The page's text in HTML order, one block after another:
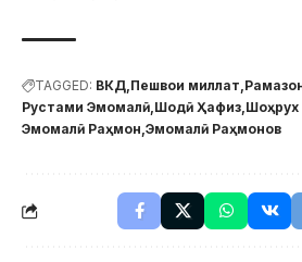
TAGGED: ВКД Пешвои миллат
Рустами Эмомалӣ Шодӣ Ҳафиз Шоҳрух
Эмомалӣ Раҳмон Эмомалӣ Раҳмонов